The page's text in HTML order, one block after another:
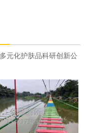
元化护肤品科研创新公